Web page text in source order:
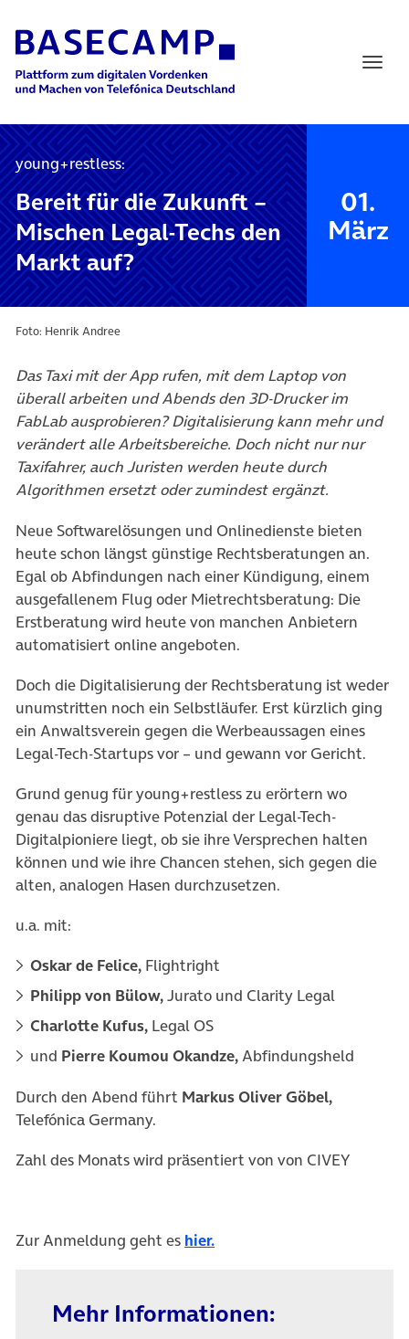
Main Navigation
young+restless:
Bereit für die Zukunft –
Mischen Legal-Techs den
Markt auf?
01.
März
Foto: Henrik Andree
Das Taxi mit der App rufen, mit dem Laptop von
überall arbeiten und Abends den 3D-Drucker im
FabLab ausprobieren? Digitalisierung kann mehr und
verändert alle Arbeitsbereiche. Doch nicht nur nur
Taxifahrer, auch Juristen werden heute durch
Algorithmen ersetzt oder zumindest ergänzt.
Neue Softwarelösungen und Onlinedienste bieten
heute schon längst günstige Rechtsberatungen an.
Egal ob Abfindungen nach einer Kündigung, einem
ausgefallenem Flug oder Mietrechtsberatung: Die
Erstberatung wird heute von manchen Anbietern
automatisiert online angeboten.
Doch die Digitalisierung der Rechtsberatung ist weder
unumstritten noch ein Selbstläufer. Erst kürzlich ging
ein Anwaltsverein gegen die Werbeaussagen eines
Legal-Tech-Startups vor – und gewann vor Gericht.
Grund genug für young+restless zu erörtern wo
genau das disruptive Potenzial der Legal-Tech-
Digitalpioniere liegt, ob sie ihre Versprechen halten
können und wie ihre Chancen stehen, sich gegen die
alten, analogen Hasen durchzusetzen.
u.a. mit:
Oskar de Felice, Flightright
Philipp von Bülow,Jurato und Clarity Legal
Charlotte Kufus, Legal OS
und Pierre Koumou Okandze,Abfindungsheld
Durch den Abend führt Markus Oliver Göbel,
Telefónica Germany.
Zahl des Monats wird präsentiert von von CIVEY
Zur Anmeldung geht es hier.
Mehr Informationen: